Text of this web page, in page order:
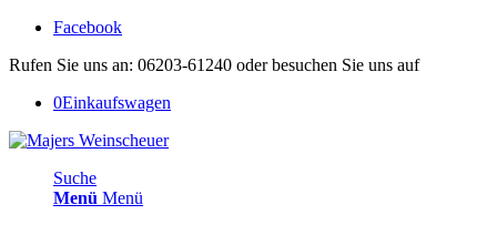
Facebook
Rufen Sie uns an: 06203-61240 oder besuchen Sie uns auf
0Einkaufswagen
Suche
Menü Menü